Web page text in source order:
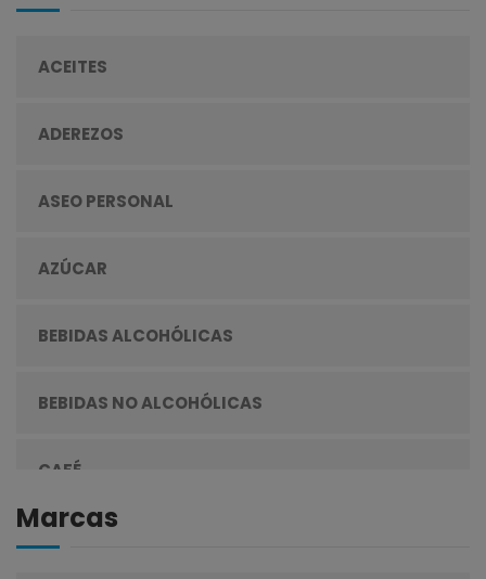
ACEITES
ADEREZOS
ASEO PERSONAL
AZÚCAR
BEBIDAS ALCOHÓLICAS
BEBIDAS NO ALCOHÓLICAS
CAFÉ
Marcas